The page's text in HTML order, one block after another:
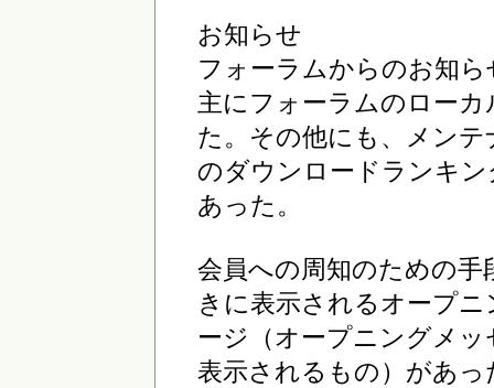
お知らせ
フォーラムからのお知
主にフォーラムのロー
た。その他にも、メン
のダウンロードランキ
あった。
会員への周知のための
きに表示されるオープ
ージ（オープニングメ
表示されるもの）があっ